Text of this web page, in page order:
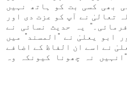
بھی کسی بت کو ہاتھ نہیں
تعالیٰ نے آپ کو عزت دی اور
یہ حدیث نسائی نے
ابو یعلیٰ نے "المسند" میں
نے اسے ان الفاظ کے اضافے
نہ چھونا کیونکہ وہ